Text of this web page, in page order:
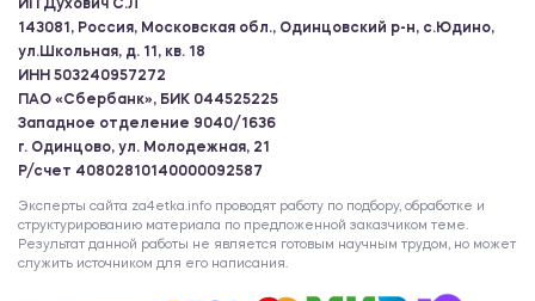
ИП Духович С.Л
143081, Россия, Московская обл., Одинцовский р-н, с.Юдино,
ул.Школьная, д. 11, кв. 18
ИНН 503240957272
ПАО «Сбербанк», БИК 044525225
Западное отделение 9040/1636
г. Одинцово, ул. Молодежная, 21
Р/счет 40802810140000092587
Эксперты сайта za4etka.info проводят работу по подбору, обработке и
структурированию материала по предложенной заказчиком теме.
Результат данной работы не является готовым научным трудом, но может
служить источником для его написания.